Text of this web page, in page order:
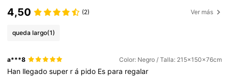
4,50 (2) Ver más
queda largo(1)
a***8 Color: Negro / Talla: 215x150x76cm
Han llegadosuper rá pido Es para regalar